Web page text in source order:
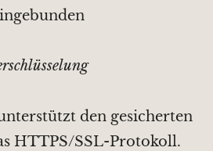
den gesicherten
HTTPS/SSL-Protokoll.